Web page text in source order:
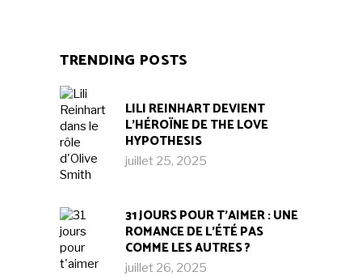
TRENDING POSTS
LILI REINHART DEVIENT
L’HÉROÏNE DE THE LOVE
HYPOTHESIS
juillet 25, 2025
31 JOURS POUR T’AIMER : UNE
ROMANCE DE L’ÉTÉ PAS
COMME LES AUTRES ?
juillet 26, 2025